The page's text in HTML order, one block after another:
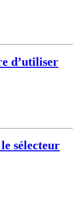
d’utiliser
sélecteur